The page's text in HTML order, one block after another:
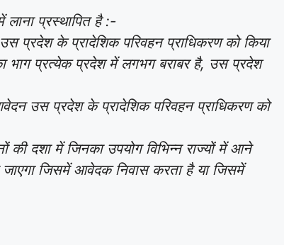
प्रस्थापित है :-
प्रदेश के प्रादेशिक परिवहन प्राधिकरण को किया
भाग प्रत्येक प्रदेश में लगभग बराबर है, उस प्रदेश
उस प्रदेश के प्रादेशिक परिवहन प्राधिकरण को
की दशा में जिनका उपयोग विभिन्न राज्यों में आने
जिसमें आवेदक निवास करता है या जिसमें